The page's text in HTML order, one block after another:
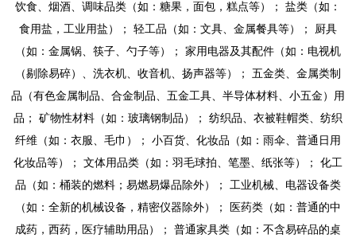
饮食、烟酒、调味品类（如：糖果，面包，糕点等）； 盐类（如：
食用盐，工业用盐）； 轻工品（如：文具、金属餐具等）； 厨具
（如：金属锅、筷子、勺子等）； 家用电器及其配件（如：电视机
（剔除易碎）、洗衣机、收音机、扬声器等）； 五金类、金属类制
品（有色金属制品、合金制品、五金工具、半导体材料、小五金）用
品； 矿物性材料（如：玻璃钢制品）； 纺织品、衣被鞋帽类、纺织
纤维（如：衣服、毛巾）； 小百货、化妆品（如：雨伞、普通日用
化妆品等）； 文体用品类（如：羽毛球拍、笔墨、纸张等）； 化工
品（如：桶装的燃料；易燃易爆品除外）； 工业机械、电器设备类
（如：全新的机械设备，精密仪器除外）； 医药类（如：普通的中
成药，西药，医疗辅助用品）； 普通家具类（如：不含易碎品的桌